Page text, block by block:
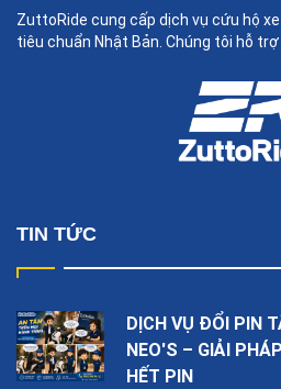
ZuttoRide cung cấp dịch vụ cứu hộ
tiêu chuẩn Nhật Bản. Chúng tôi hỗ
TIN TỨC
DỊCH VỤ ĐỔI PIN
NEO'S – GIẢI
HẾT PIN